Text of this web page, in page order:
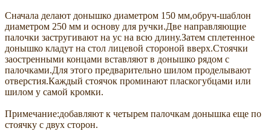
Сначала делают донышко диаметром 150 мм,обруч-шаблон
диаметром 250 мм и основу для ручки.Две направляющие
палочки застругивают на ус на всю длину.Затем сплетенное
донышко кладут на стол лицевой стороной вверх.Стоячки
заостренными концами вставляют в донышко рядом с
палочками.Для этого предварительно шилом проделывают
отверстия.Каждый стоячок проминают пласкогубцами или
шилом у самой кромки.
Примечание:добавляют к четырем палочкам донышка еще по
стоячку с двух сторон.